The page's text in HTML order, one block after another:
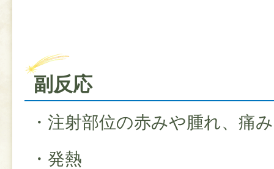
副反応
・注射部位の赤みや腫れ、痛み
・発熱